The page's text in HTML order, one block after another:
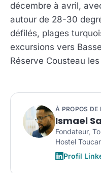
décembre à avril,
autour de 28-30
défilés, plages
excursions vers
Réserve Cousteau
À PROPOS DE
Ismael
Fondateur,
Hostel
Profil